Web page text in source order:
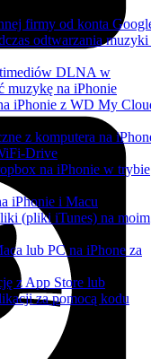
firmy od konta
odtwarzania muzyki
DLNA w
muzykę na iPhonie
iPhonie z WD My
z komputera na
Drive
na iPhonie w trybie
iPhonie i Macu
(pliki iTunes) na moim
lub PC na iPhone za
z App Store lub
za pomocą kodu